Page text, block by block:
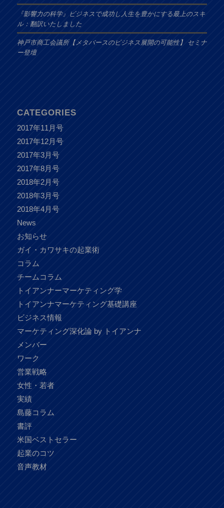
『影響力の科学』ビジネスで成功し人生を豊かにする最上のスキ
ル：翻訳いたしました
神戸市商工会議所【メタバースのビジネス展開の可能性】 セミナ
ー登壇
CATEGORIES
2017年11月号
2017年12月号
2017年3月号
2017年8月号
2018年2月号
2018年3月号
2018年4月号
News
お知らせ
ガイ・カワサキの起業術
コラム
チームコラム
トイアンナーマーケティング学
トイアンナマーケティング基礎講座
ビジネス情報
マーケティング深化論 by トイアンナ
メンバー
ワーク
営業戦略
女性・若者
実績
島藤コラム
書評
米国ベストセラー
起業のコツ
音声教材